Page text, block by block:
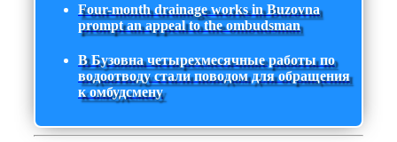
Four-month drainage works in Buzovna
prompt an appeal to the ombudsman
В Бузовна четырехмесячные работы по
водоотводу стали поводом для обращения
к омбудсмену